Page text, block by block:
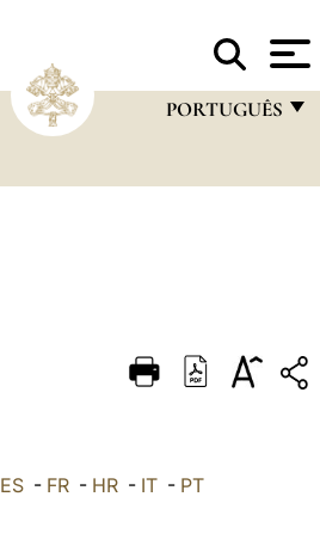
PORTUGUÊS
DEUTSCH
العربيّة ES- FR- HR- IT- PT